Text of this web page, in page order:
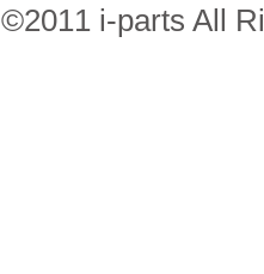
©2011 i-parts All